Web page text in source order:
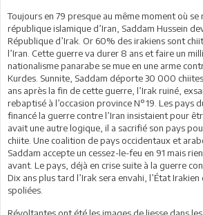
Toujours en 79 presque au même moment où se
république islamique d’Iran, Saddam Hussein
République d’Irak. Or 60% des irakiens sont
l’Iran. Cette guerre va durer 8 ans et faire un
nationalisme panarabe se mue en une arme
Kurdes. Sunnite, Saddam déporte 30 000
ans après la fin de cette guerre, l’Irak ruiné,
rebaptisé à l’occasion province N°19. Les pays
financé la guerre contre l’Iran insistaient pour
avait une autre logique, il a sacrifié son pays
chiite. Une coalition de pays occidentaux et
Saddam accepte un cessez-le-feu en 91 mais
avant. Le pays, déjà en crise suite à la guerre
Dix ans plus tard l’Irak sera envahi, l’État
spoliées.